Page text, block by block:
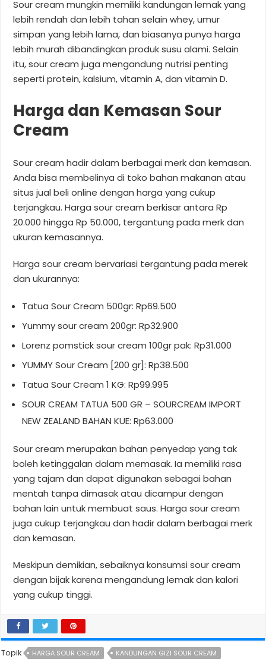
Sour cream mungkin memiliki kandungan lemak yang
lebih rendah dan lebih tahan selain whey, umur
simpan yang lebih lama, dan biasanya punya harga
lebih murah dibandingkan produk susu alami. Selain
itu, sour cream juga mengandung nutrisi penting
seperti protein, kalsium, vitamin A, dan vitamin D.
Harga dan Kemasan Sour
Cream
Sour cream hadir dalam berbagai merk dan kemasan.
Anda bisa membelinya di toko bahan makanan atau
situs jual beli online dengan harga yang cukup
terjangkau. Harga sour cream berkisar antara Rp
20.000 hingga Rp 50.000, tergantung pada merk dan
ukuran kemasannya.
Harga sour cream bervariasi tergantung pada merek
dan ukurannya:
Tatua Sour Cream 500gr: Rp69.500
Yummy sour cream 200gr: Rp32.900
Lorenz pomstick sour cream 100gr pak: Rp31.000
YUMMY Sour Cream [200 gr]: Rp38.500
Tatua Sour Cream 1 KG: Rp99.995
SOUR CREAM TATUA 500 GR – SOURCREAM IMPORT
NEW ZEALAND BAHAN KUE: Rp63.000
Sour cream merupakan bahan penyedap yang tak
boleh ketinggalan dalam memasak. Ia memiliki rasa
yang tajam dan dapat digunakan sebagai bahan
mentah tanpa dimasak atau dicampur dengan
bahan lain untuk membuat saus. Harga sour cream
juga cukup terjangkau dan hadir dalam berbagai merk
dan kemasan.
Meskipun demikian, sebaiknya konsumsi sour cream
dengan bijak karena mengandung lemak dan kalori
yang cukup tinggi.
Topik HARGA SOUR CREAM
KANDUNGAN GIZI SOUR CREAM